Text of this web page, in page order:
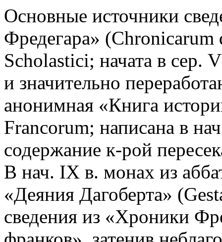
Основные источники
Фредегара»
Scholastici; начата в сер.
и значительно
анонимная «Книга
Francorum; написана в
содержание к-рой
В нач. IX в. монах из
«Деяния Дагоберта»
сведения из «Хроники